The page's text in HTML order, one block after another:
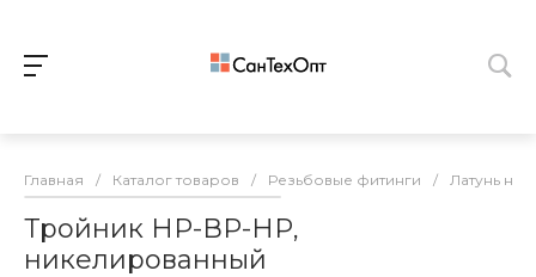
Главная / Каталог товаров / Резьбовые фитинги / Латунь
Тройник НР-ВР-НР,
никелированный